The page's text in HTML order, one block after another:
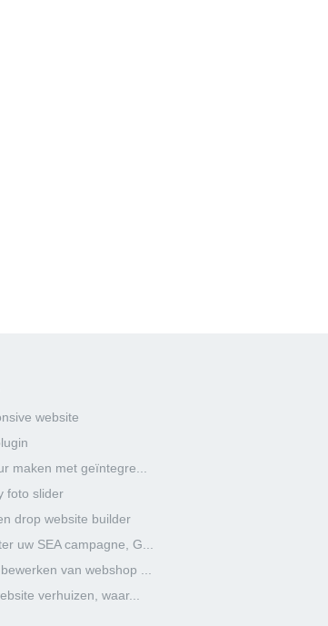
website
maken met geïntegre...
foto slider
drop website builder
uw SEA campagne, G...
van webshop ...
verhuizen, waar...